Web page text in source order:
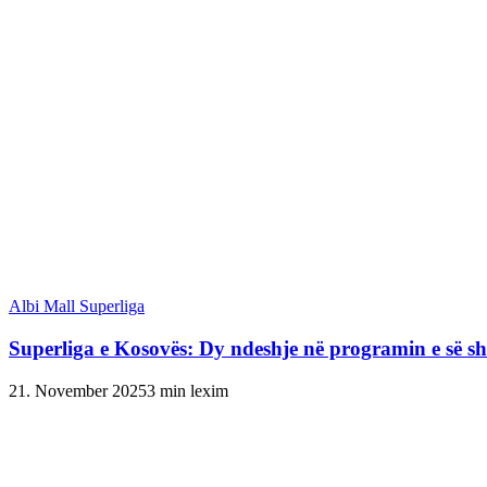
Albi Mall Superliga
Superliga e Kosovës: Dy ndeshje në programin e së
21. November 20253 min lexim